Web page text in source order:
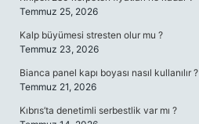
Temmuz 25, 2026
Kalp büyümesi stresten olur mu ?
Temmuz 23, 2026
Bianca panel kapı boyası nasıl kullanılır ?
Temmuz 21, 2026
Kıbrıs’ta denetimli serbestlik var mı ?